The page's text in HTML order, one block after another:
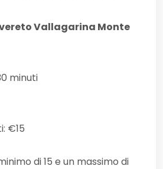
Vallagarina Monte
minuti
€15
di 15 e un massimo di